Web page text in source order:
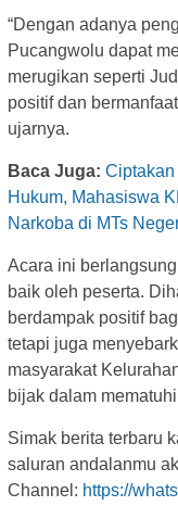
“Dengan adanya
Pucangwolu dapat
merugikan seperti
positif dan
ujarnya.
Baca Juga: Ciptakan
Hukum, Mahasiswa
Narkoba di MTs
Acara ini
baik oleh peserta.
berdampak positif
tetapi juga
masyarakat
bijak dalam
Simak berita terbaru
saluran andalanmu
Channel: https://